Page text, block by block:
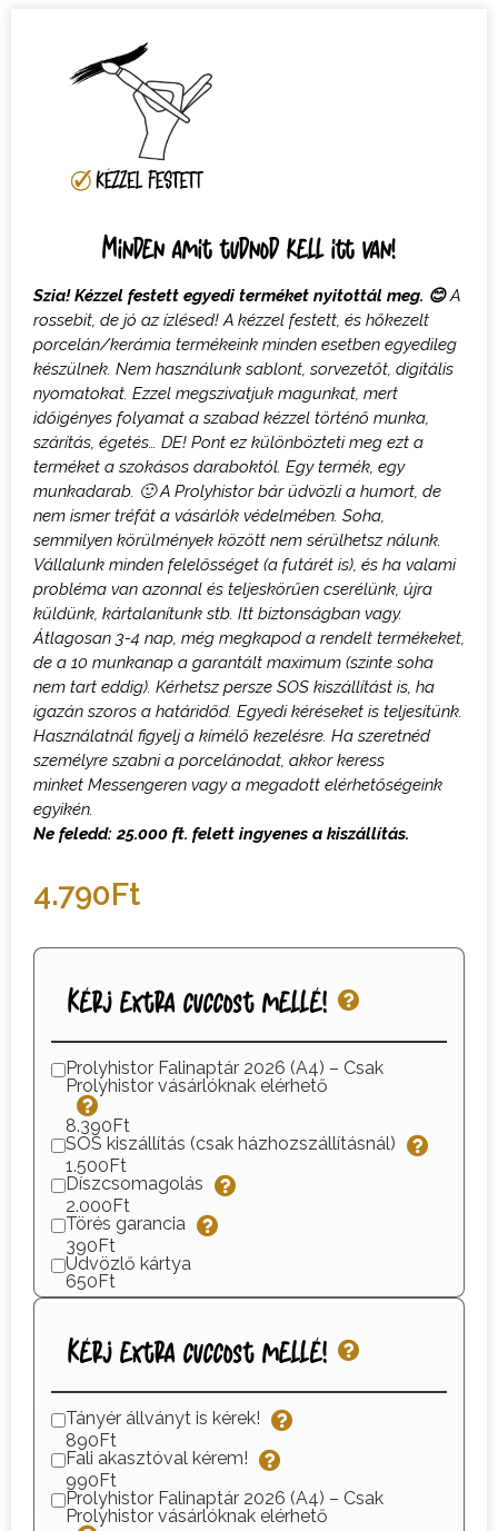
Minden amit tudnod kell itt van!
Szia! Kézzel festett egyedi terméket nyitottál meg. 😊A
rossebit, de jó az ízlésed! A kézzel festett, és hőkezelt
porcelán/kerámia termékeink minden esetben egyedileg
készülnek. Nem használunk sablont, sorvezetőt, digitális
nyomatokat. Ezzel megszivatjuk magunkat, mert
időigényes folyamat a szabad kézzel történő munka,
szárítás, égetés… DE! Pont ez különbözteti meg ezt a
terméket a szokásos daraboktól. Egy termék, egy
munkadarab. 🙂 A Prolyhistor bár üdvözli a humort, de
nem ismer tréfát a vásárlók védelmében. Soha,
semmilyen körülmények között nem sérülhetsz nálunk.
Vállalunk minden felelősséget (a futárét is), és ha valami
probléma van azonnal és teljeskörűen cserélünk, újra
küldünk, kártalanítunk stb. Itt biztonságban vagy.
Átlagosan 3-4 nap, még megkapod a rendelt termékeket,
de a 10 munkanap a garantált maximum (szinte soha
nem tart eddig). Kérhetsz persze SOS kiszállítást is, ha
igazán szoros a határidőd. Egyedi kéréseket is teljesítünk.
Használatnál figyelj a kímélő kezelésre. Ha szeretnéd
személyre szabni a porcelánodat, akkor keress
minket Messengeren vagy a megadott elérhetőségeink
egyikén.
Ne feledd: 25.000 ft. felett ingyenes a kiszállítás.
4.790Ft
Kérj extra cuccost mellé!
Prolyhistor Falinaptár 2026 (A4) – Csak
Prolyhistor vásárlóknak elérhető
8.390Ft
SOS kiszállítás (csak házhozszállításnál)
1.500Ft
Díszcsomagolás
2.000Ft
Törés garancia
390Ft
Üdvözlő kártya
650Ft
Kérj extra cuccost mellé!
Tányér állványt is kérek!
890Ft
Fali akasztóval kérem!
990Ft
Prolyhistor Falinaptár 2026 (A4) – Csak
Prolyhistor vásárlóknak elérhető